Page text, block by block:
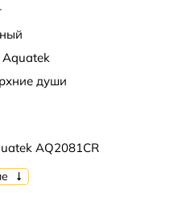
Aquatek
души
AQ2081CR